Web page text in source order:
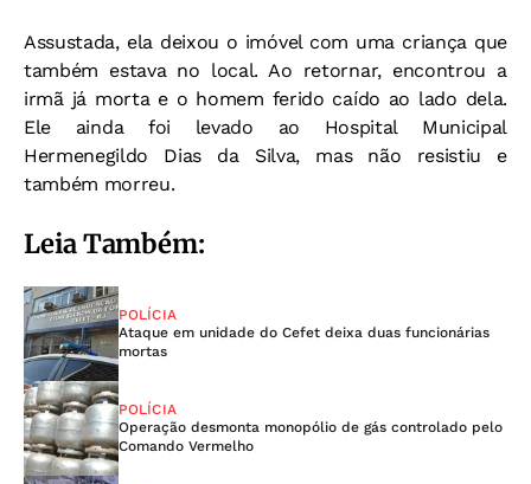
Assustada, ela deixou o imóvel com uma criança que
também estava no local. Ao retornar, encontrou a
irmã já morta e o homem ferido caído ao lado dela.
Ele ainda foi levado ao Hospital Municipal
Hermenegildo Dias da Silva, mas não resistiu e
também morreu.
Leia Também:
POLÍCIA
Ataque em unidade do Cefet deixa duas funcionárias
mortas
POLÍCIA
Operação desmonta monopólio de gás controlado pelo
Comando Vermelho